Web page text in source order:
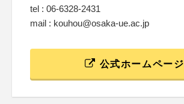
tel : 06-6328-2431
mail : kouhou@osaka-ue.ac.jp
公式ホームページ